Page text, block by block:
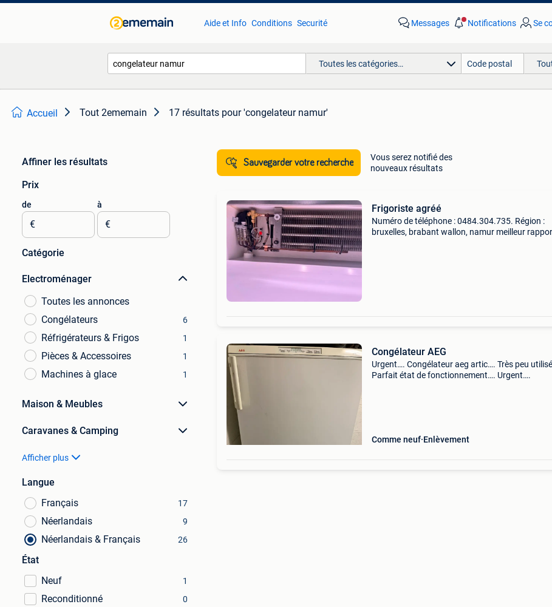
Aide et Info Conditions Securité Messages Notifications Se
Toutes les catégories…
Accueil Tout 2ememain 17 résultats pour 'congelateur namur'
Affiner les résultats
Prix
de
€
à
€
Catégorie
Electroménager
Toutes les annonces
Congélateurs
6
Réfrigérateurs & Frigos 1
Pièces & Accessoires 1
Machines à glace 1
Maison & Meubles
Caravanes & Camping
Afficher plus
Langue
Français
17
Néerlandais 9
Néerlandais & Français 26
État
Neuf
1
Reconditionné 0
Sauvegarder votre recherche
Vous serez notifié des
nouveaux résultats
Frigoriste agréé
Numéro de téléphone : 0484.304.735. Région :
bruxelles, brabant wallon, namur meilleur
Congélateur AEG
Urgent…. Congélateur aeg artic…. Très peu
Parfait état de fonctionnement…. Urgent….
Comme neuf Enlèvement